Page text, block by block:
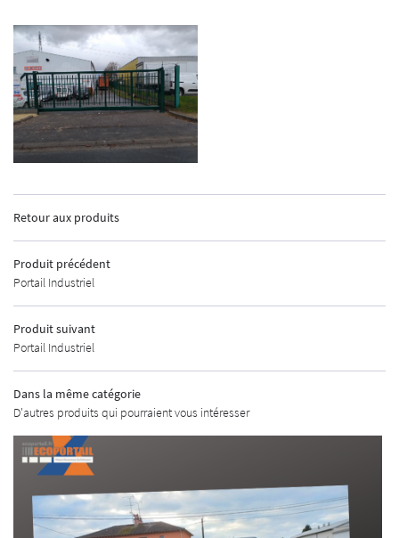
ACCUEIL
MENUISERIE
- ALARME
INDUSTRIELLES
MÉTALLERIE
SHOWROOM
UNE
02 48 67 07 14
 Newsletter à recevoir
En cochant cette case, vous consentez à recevoir nos propositions commerciales à l'adresse
email indiqué ci-dessus. Vous pouvez vous désinscrire à tout moment en utilisant
formulaire de désinscription.
Retour aux produits
Produit précédent
Portail Industriel
Produit suivant
Portail Industriel
Dans la même catégorie
D'autres produits qui pourraient vous intéresser